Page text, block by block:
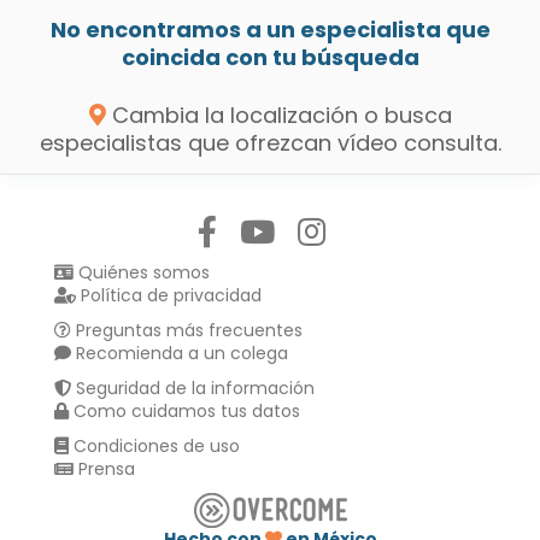
No encontramos a un especialista que
coincida con tu búsqueda
Cambia la localización o busca
especialistas que ofrezcan vídeo consulta.
Quiénes somos
Política de privacidad
Preguntas más frecuentes
Recomienda a un colega
Seguridad de la información
Como cuidamos tus datos
Condiciones de uso
Prensa